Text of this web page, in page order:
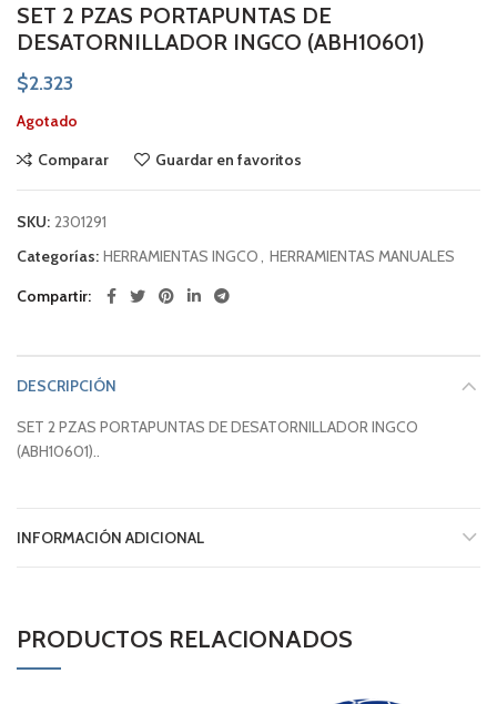
SET 2 PZAS PORTAPUNTAS DE
DESATORNILLADOR INGCO (ABH10601)
$2.323
Agotado
Comparar
Guardar en favoritos
SKU: 2301291
Categorías: HERRAMIENTAS INGCO, HERRAMIENTAS MANUALES
Compartir
DESCRIPCIÓN
SET 2 PZAS PORTAPUNTAS DE DESATORNILLADOR INGCO
(ABH10601)..
INFORMACIÓN ADICIONAL
PRODUCTOS RELACIONADOS